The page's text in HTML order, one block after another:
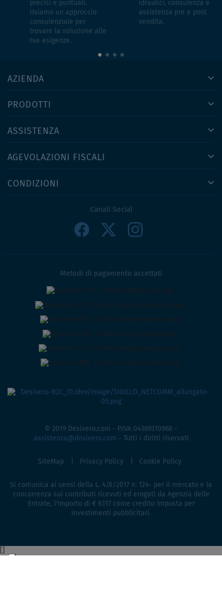
precisi e puntuali.
Usiamo un approccio
consulenziale per
trovare la soluzione alle
tue esigenze.
idraulici, consulenza e
assistenza pre e post
vendita.
AZIENDA
PRODOTTI
ASSISTENZA
AGEVOLAZIONI FISCALI
CONDIZIONI
Canali Social
Metodi di pagamento accettati
© 2019 Desivero.com - P.IVA 04369310968 -
assistenza@desivero.com - Tutti i diritti riservati
SiteMap Privacy Policy Cookie Policy
Si comunica ai sensi della L. 4/8/2017 n. 124- per il mercato e la
concorrenza sui contributi ricevuti ed erogati da Agenzia delle
Entrate, l'importo di € 6.117 come credito imposta per
investimenti pubblicitari.